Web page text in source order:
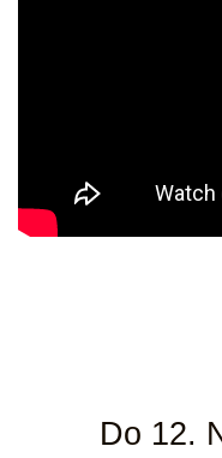
Do 12.